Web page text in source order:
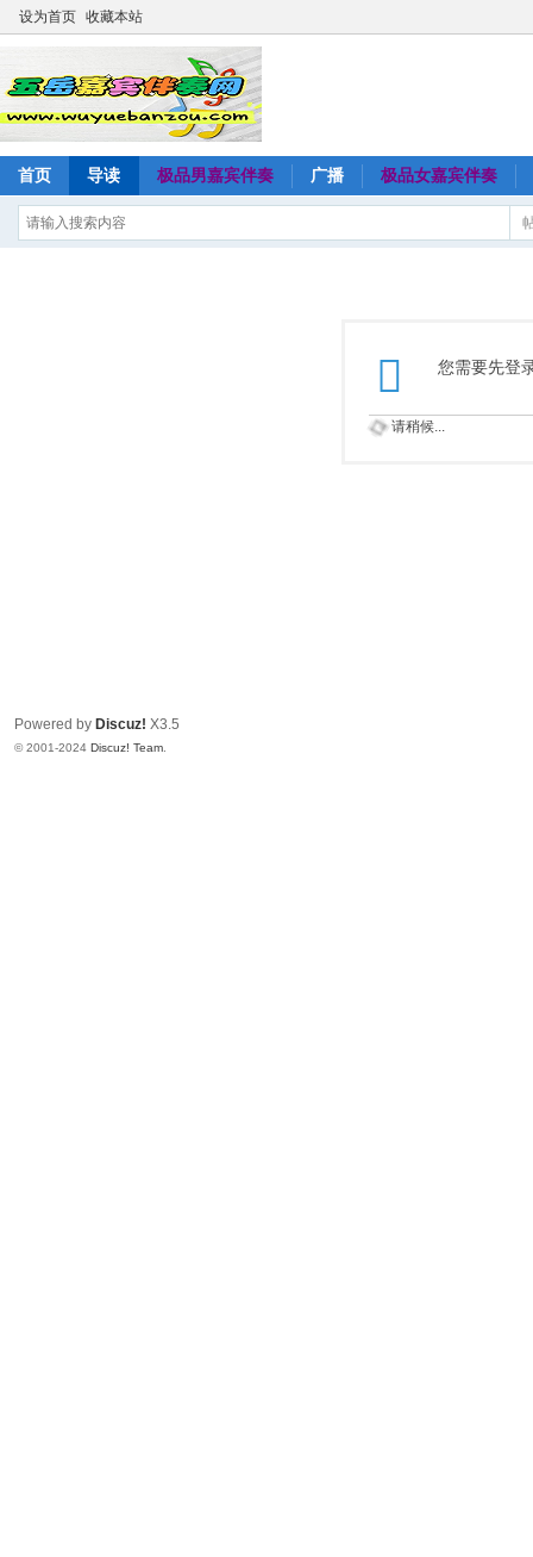
设为首页 收藏本站
首页 导读 极品男嘉宾伴奏 广播 极品女嘉宾伴奏
您需要先登
请稍候...
Powered by Discuz! X3.5
© 2001-2024 Discuz! Team